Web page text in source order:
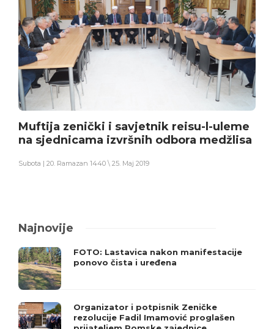
Muftija zenički i savjetnik reisu-l-uleme
na sjednicama izvršnih odbora medžlisa
Subota | 20. Ramazan 1440 \ 25. Maj 2019
Najnovije
FOTO: Lastavica nakon manifestacije
ponovo čista i uređena
Organizator i potpisnik Zeničke
rezolucije Fadil Imamović proglašen